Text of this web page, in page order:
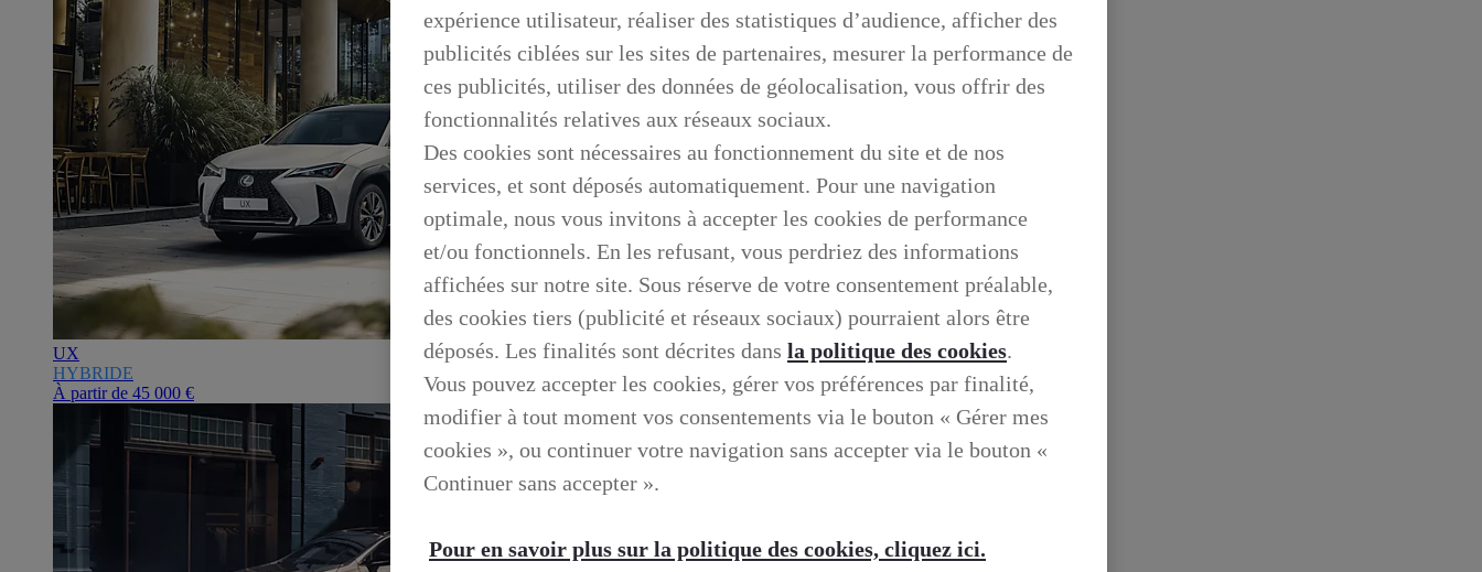
UX
HYBRIDE
À partir de 45 000 €
expérience utilisateur, réaliser des statistiques d’audience, afficher des
publicités ciblées sur les sites de partenaires, mesurer la performance de
ces publicités, utiliser des données de géolocalisation, vous offrir des
fonctionnalités relatives aux réseaux sociaux.
Des cookies sont nécessaires au fonctionnement du site et de nos
services, et sont déposés automatiquement. Pour une navigation
optimale, nous vous invitons à accepter les cookies de performance
et/ou fonctionnels. En les refusant, vous perdriez des informations
affichées sur notre site. Sous réserve de votre consentement préalable,
des cookies tiers (publicité et réseaux sociaux) pourraient alors être
déposés. Les finalités sont décrites dans la politique des cookies.
Vous pouvez accepter les cookies, gérer vos préférences par finalité,
modifier à tout moment vos consentements via le bouton « Gérer mes
cookies », ou continuer votre navigation sans accepter via le bouton «
Continuer sans accepter ».
Pour en savoir plus sur la politique des cookies, cliquez ici.